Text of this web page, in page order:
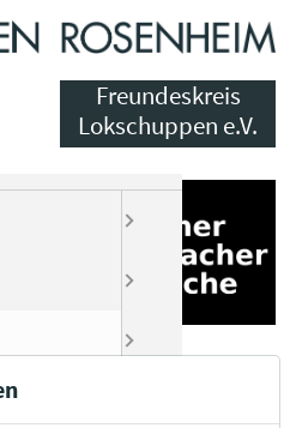
Freundeskreis
Lokschuppen e.V.
8: Rae-ti-en
Preise
Tickets
Workshop
Führung
Buch zur
Über uns
Über den
Infos für